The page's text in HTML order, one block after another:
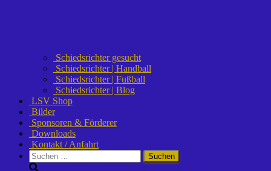
Schiedsrichter gesucht
Schiedsrichter | Handball
Schiedsrichter | Fußball
Schiedsrichter | Blog
LSV Shop
Bilder
Sponsoren & Förderer
Downloads
Kontakt / Anfahrt
Suchen
nach: